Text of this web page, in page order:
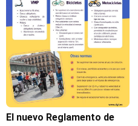
El nuevo Reglamento de